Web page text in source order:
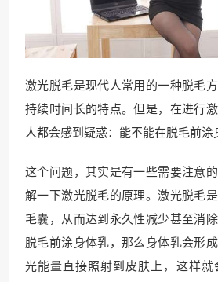
激光脱毛是现代人常用的一种脱毛
持续时间长的特点。但是，在进行
人都会感到疑惑：能不能在脱毛前涂
这个问题，其实是有一些需要注意
解一下激光脱毛的原理。激光脱毛
毛囊，从而达到永久性减少甚至消
脱毛前涂身体乳，那么身体乳会形
光能量直接照射到皮肤上，这样就